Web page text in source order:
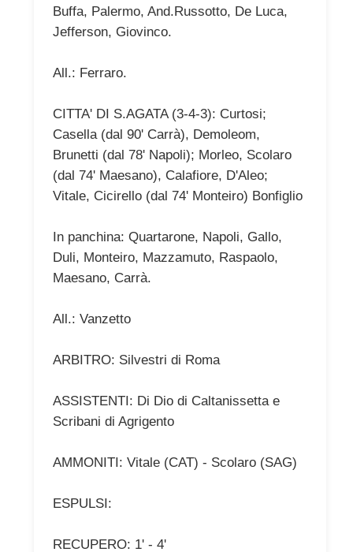
Buffa, Palermo, And.Russotto, De Luca,
Jefferson, Giovinco.
All.: Ferraro.
CITTA' DI S.AGATA (3-4-3): Curtosi;
Casella (dal 90' Carrà), Demoleom,
Brunetti (dal 78' Napoli); Morleo, Scolaro
(dal 74' Maesano), Calafiore, D'Aleo;
Vitale, Cicirello (dal 74' Monteiro) Bonfiglio
In panchina: Quartarone, Napoli, Gallo,
Duli, Monteiro, Mazzamuto, Raspaolo,
Maesano, Carrà.
All.: Vanzetto
ARBITRO: Silvestri di Roma
ASSISTENTI: Di Dio di Caltanissetta e
Scribani di Agrigento
AMMONITI: Vitale (CAT) - Scolaro (SAG)
ESPULSI:
RECUPERO: 1' - 4'